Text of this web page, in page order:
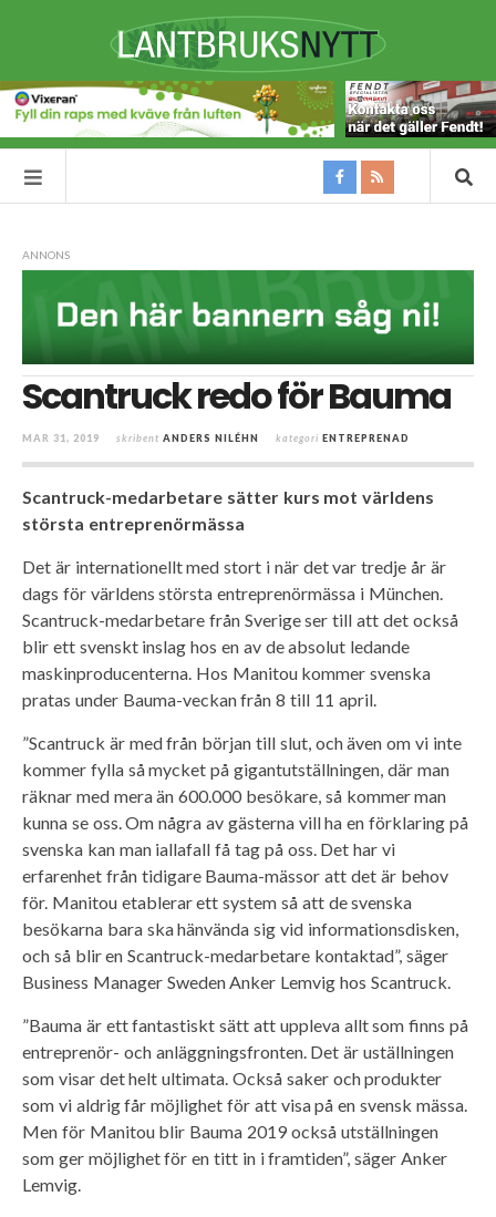
ANNONS
Scantruck redo för Bauma
MAR 31, 2019 skribent ANDERS NILÉHN kategori ENTREPRENAD
Scantruck-medarbetare sätter kurs mot världens
största entreprenörmässa
Det är internationellt med stort i när det var tredje år är
dags för världens största entreprenörmässa i München.
Scantruck-medarbetare från Sverige ser till att det också
blir ett svenskt inslag hos en av de absolut ledande
maskinproducenterna. Hos Manitou kommer svenska
pratas under Bauma-veckan från 8 till 11 april.
”Scantruck är med från början till slut, och även om vi inte
kommer fylla så mycket på gigantutställningen, där man
räknar med mera än 600.000 besökare, så kommer man
kunna se oss. Om några av gästerna vill ha en förklaring på
svenska kan man iallafall få tag på oss. Det har vi
erfarenhet från tidigare Bauma-mässor att det är behov
för. Manitou etablerar ett system så att de svenska
besökarna bara ska hänvända sig vid informationsdisken,
och så blir en Scantruck-medarbetare kontaktad”, säger
Business Manager Sweden Anker Lemvig hos Scantruck.
”Bauma är ett fantastiskt sätt att uppleva allt som finns på
entreprenör- och anläggningsfronten. Det är uställningen
som visar det helt ultimata. Också saker och produkter
som vi aldrig får möjlighet för att visa på en svensk mässa.
Men för Manitou blir Bauma 2019 också utställningen
som ger möjlighet för en titt in i framtiden”, säger Anker
Lemvig.